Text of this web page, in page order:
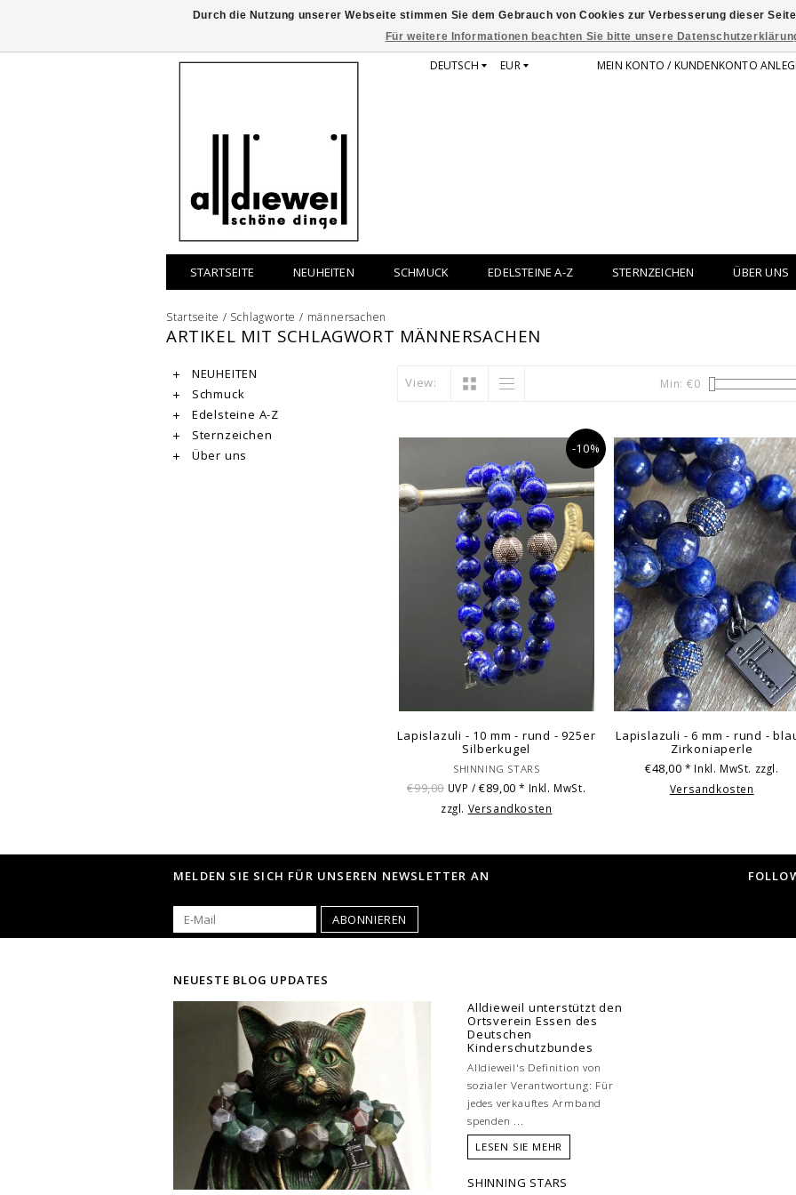
DEUTSCH EUR MEIN KONTO / KUNDENKONTO
STARTSEITE NEUHEITEN SCHMUCK EDELSTEINE A-Z STERNZEICHEN ÜBER UNS
Startseite / Schlagworte / männersachen
ARTIKEL MIT SCHLAGWORT MÄNNERSACHEN
NEUHEITEN
Schmuck
Edelsteine A-Z
Sternzeichen
Über uns
View: Min: €0
-10%
Lapislazuli - 10 mm - rund - 925er
Silberkugel
SHINNING STARS
€99,00 UVP / €89,00* Inkl. MwSt.
zzgl. Versandkosten
Lapislazuli - 6 mm - rund -
Zirkoniaperle
€48,00* Inkl. MwSt. zzgl.
Versandkosten
Durch die Nutzung unserer Webseite stimmen Sie dem Gebrauch von Cookies zur Verbesserung dieser
Für weitere Informationen beachten Sie bitte unsere
MELDEN SIE SICH FÜR UNSEREN NEWSLETTER AN
ABONNIEREN
NEUESTE BLOG UPDATES
Alldieweil unterstützt den
Ortsverein Essen des
Deutschen
Kinderschutzbundes
Alldieweil's Definition von
sozialer Verantwortung: Für
jedes verkauftes Armband
spenden ...
LESEN SIE MEHR
SHINNING STARS